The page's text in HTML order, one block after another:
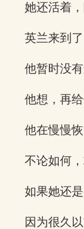
她还活着
英兰来到
他暂时没
他想，再
他在慢慢
不论如何
如果她还
因为很久